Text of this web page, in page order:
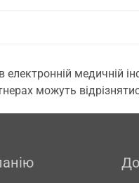
медичній
можуть